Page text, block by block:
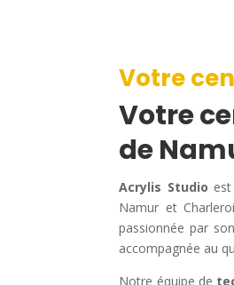
Votre
Votre
de
Acrylis Studio est
Namur et
passionnée par
accompagnée au
Notre équipe de